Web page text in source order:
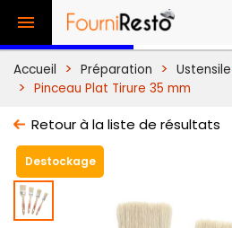

Accueil Préparation Ustensile
Pinceau Plat Tirure 35 mm
Retour à la liste de résultats
Destockage